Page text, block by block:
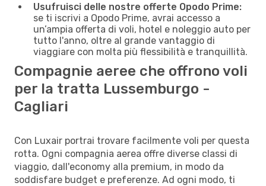
Usufruisci delle nostre offerte Opodo Prime:
se ti iscrivi a Opodo Prime, avrai accesso a
un’ampia offerta di voli, hotel e noleggio auto per
tutto l'anno, oltre al grande vantaggio di
viaggiare con molta più flessibilità e tranquillità.
Compagnie aeree che offrono voli
per la tratta Lussemburgo -
Cagliari
Con Luxair portrai trovare facilmente voli per questa
rotta. Ogni compagnia aerea offre diverse classi di
viaggio, dall'economy alla premium, in modo da
soddisfare budget e preferenze. Ad ogni modo, ti